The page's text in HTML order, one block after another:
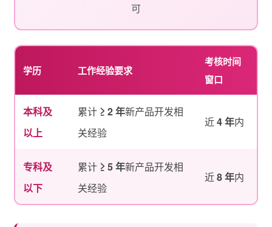
可
学历 工作经验要求
考核时间
窗口
本科及
以上
累计 ≥ 2 年新产品开发相
关经验
近4 年内
专科及
以下
累计 ≥ 5 年新产品开发相
关经验
近8 年内